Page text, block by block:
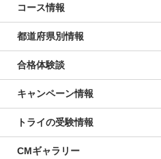
コース情報
都道府県別情報
合格体験談
キャンペーン情報
トライの受験情報
CMギャラリー